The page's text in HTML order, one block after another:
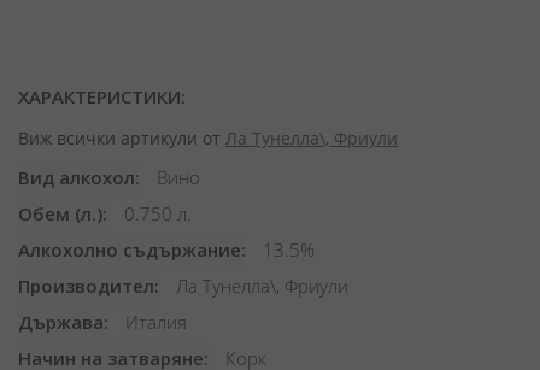
ХАРАКТЕРИСТИКИ:
Виж всички артикули от Ла Тунелла\, Фриули
Вид алкохол
Вино
Обем (л.)
0.750 л.
Алкохолно съдържание
13.5%
Производител
Ла Тунелла\, Фриули
Държава
Италия
Начин на затваряне
Корк